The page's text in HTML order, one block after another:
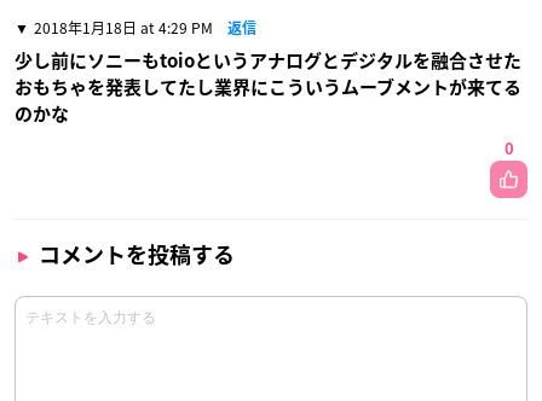
2018年1月18日 at 4:29 PM 返信
少し前にソニーもtoioというアナログとデジタルを融合させた
おもちゃを発表してたし業界にこういうムーブメントが来てる
のかな
0
コメントを投稿する